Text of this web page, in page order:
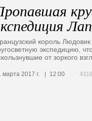
король
экспедицию,
от зоркого
марта 2017 г. 12:00